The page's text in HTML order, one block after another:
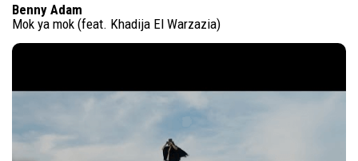
Benny Adam
Mok ya mok (feat. Khadija El Warzazia)